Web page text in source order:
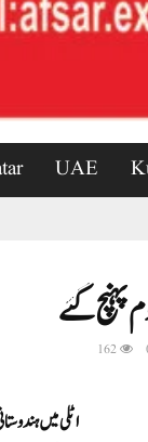
UAE
پہنچ گئے
162
اٹلی میں